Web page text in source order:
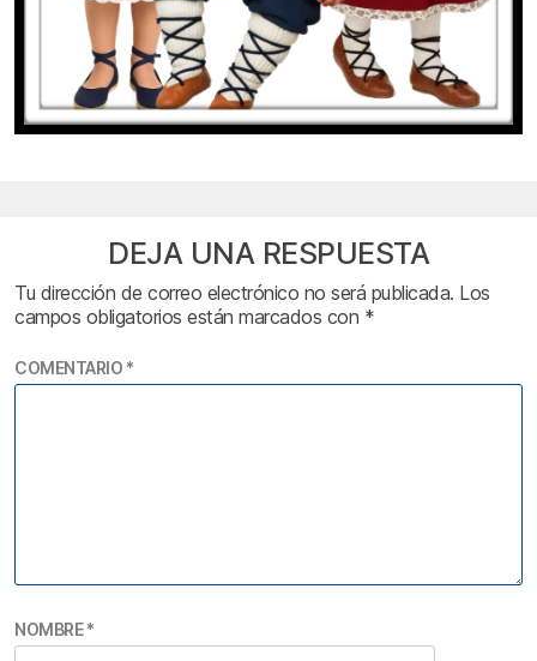
DEJA UNA RESPUESTA
Tu dirección de correo electrónico no será publicada. Los
campos obligatorios están marcados con *
COMENTARIO *
NOMBRE*